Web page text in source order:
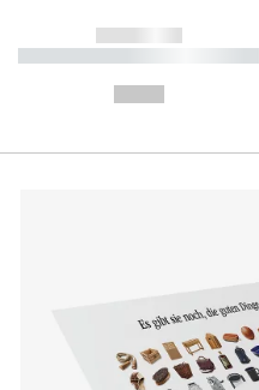
------------
----------- ----------- ----------